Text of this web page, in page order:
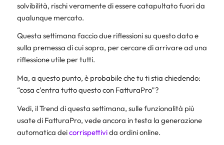
solvibilità, rischi veramente di essere catapultato fuori da
qualunque mercato.
Questa settimana faccio due riflessioni su questo dato e
sulla premessa di cui sopra, per cercare di arrivare ad una
riflessione utile per tutti.
Ma, a questo punto, è probabile che tu ti stia chiedendo:
“cosa c’entra tutto questo con FatturaPro”?
Vedi, il Trend di questa settimana, sulle funzionalità più
usate di FatturaPro, vede ancora in testa la generazione
automatica deicorrispettivida ordini online.